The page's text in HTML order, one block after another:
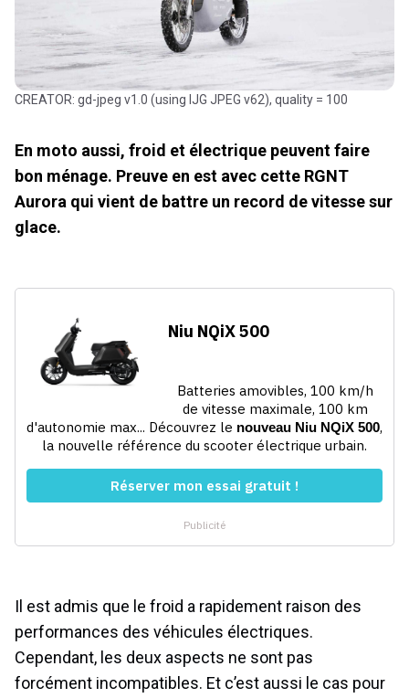
CREATOR: gd-jpeg v1.0 (using IJG JPEG v62), quality = 100
En moto aussi, froid et électrique peuvent faire
bon ménage. Preuve en est avec cette RGNT
Aurora qui vient de battre un record de vitesse sur
glace.
Il est admis que le froid a rapidement raison des
performances des véhicules électriques.
Cependant, les deux aspects ne sont pas
forcément incompatibles. Et c’est aussi le cas pour